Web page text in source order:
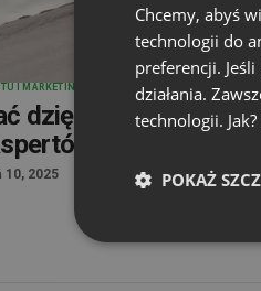
I MARKETING
dzięki webinarom?
2025
Chcemy, abyś
technologii do
preferencji.
działania.
technologii.
POKAŻ